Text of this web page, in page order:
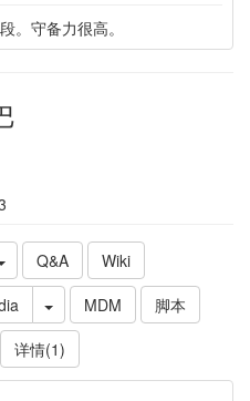
。守备力很高。
Q&A
Wiki
MDM
脚本
详情(1)